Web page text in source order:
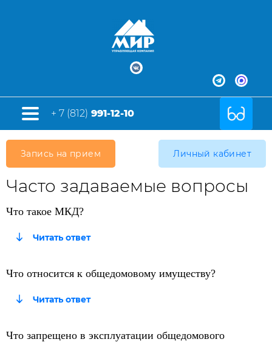
+ 7 (812) 991-12-10
Запись на прием Личный кабинет
Часто задаваемые вопросы
Что такое МКД?
Что относится к общедомовому имуществу?
Что запрещено в эксплуатации общедомового